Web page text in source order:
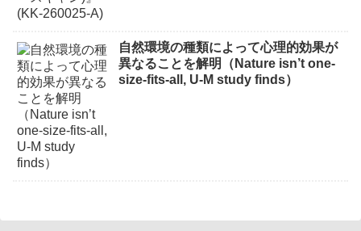
自然環境の種類によって心理的効果が
異なることを解明（Nature isn’t one-
size-fits-all, U-M study finds）